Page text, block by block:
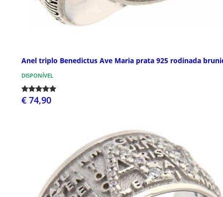
Anel triplo Benedictus Ave Maria prata 925 rodinada
DISPONÍVEL
€ 74,90